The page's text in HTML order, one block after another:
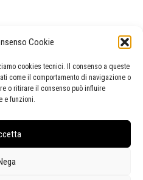
Cookie
cookies tecnici. Il consenso a queste
come il comportamento di navigazione o
o ritirare il consenso può influire
e funzioni.
(orario apertura Galleria)